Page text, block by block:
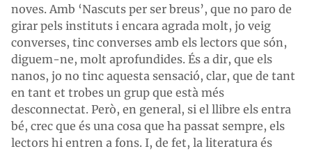
noves. Amb ‘Nascuts per ser breus’, que no paro de
girar pels instituts i encara agrada molt, jo veig
converses, tinc converses amb els lectors que són,
diguem-ne, molt aprofundides. És a dir, que els
nanos, jo no tinc aquesta sensació, clar, que de tant
en tant et trobes un grup que està més
desconnectat. Però, en general, si el llibre els entra
bé, crec que és una cosa que ha passat sempre, els
lectors hi entren a fons. I, de fet, la literatura és